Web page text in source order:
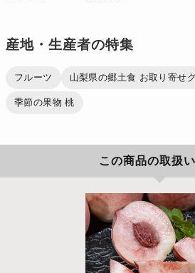
産地・生産者の特集
フルーツ 山梨県の郷土食 お取り寄せ
季節の果物 桃
この商品の取扱